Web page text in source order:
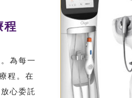
程
為每一
程。在
心委託